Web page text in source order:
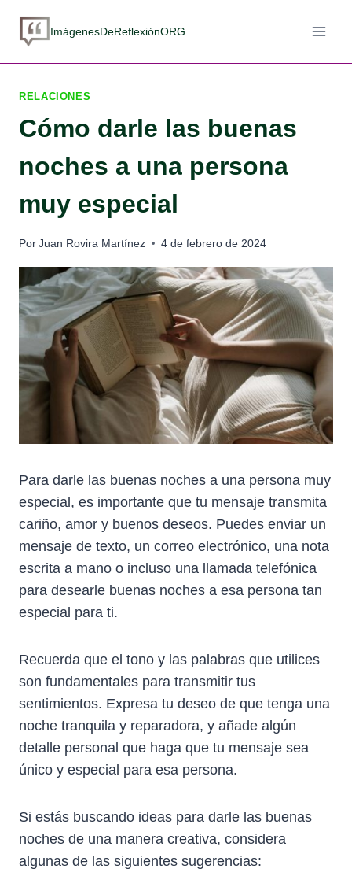
ImágenesDeReflexiónORG
RELACIONES
Cómo darle las buenas
noches a una persona
muy especial
PorJuan Rovira Martínez 4 de febrero de 2024
Para darle las buenas noches a una persona muy
especial, es importante que tu mensaje transmita
cariño, amor y buenos deseos. Puedes enviar un
mensaje de texto, un correo electrónico, una nota
escrita a mano o incluso una llamada telefónica
para desearle buenas noches a esa persona tan
especial para ti.
Recuerda que el tono y las palabras que utilices
son fundamentales para transmitir tus
sentimientos. Expresa tu deseo de que tenga una
noche tranquila y reparadora, y añade algún
detalle personal que haga que tu mensaje sea
único y especial para esa persona.
Si estás buscando ideas para darle las buenas
noches de una manera creativa, considera
algunas de las siguientes sugerencias: